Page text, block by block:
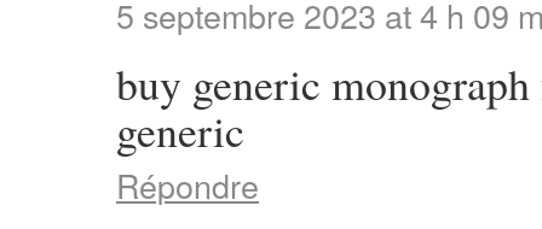
5 septembre 2023 at 4 h 09
buy generic
generic
Répondre